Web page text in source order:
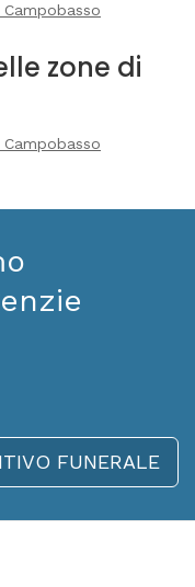
zone di
FUNERALE